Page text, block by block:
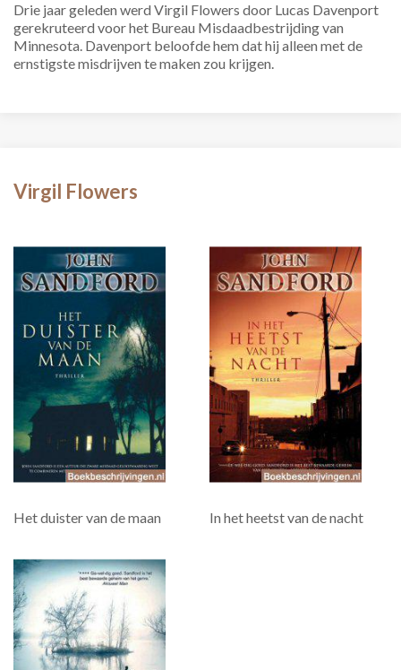
Drie jaar geleden werd Virgil Flowers door Lucas Davenport
gerekruteerd voor het Bureau Misdaadbestrijding van
Minnesota. Davenport beloofde hem dat hij alleen met de
ernstigste misdrijven te maken zou krijgen.
Virgil Flowers
Het duister van de maan In het heetst van de nacht